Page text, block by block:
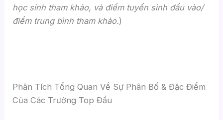
học sinh tham khảo, và điểm tuyển sinh đầu vào/
điểm trung bình tham khảo.)
Phân Tích Tổng Quan Về Sự Phân Bố & Đặc Điểm
Của Các Trường Top Đầu